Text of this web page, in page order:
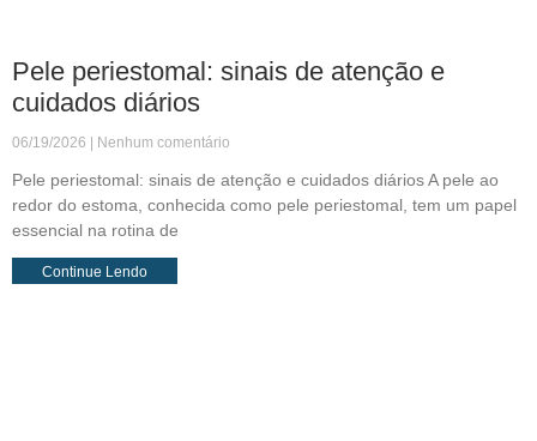
Pele periestomal: sinais de atenção e
cuidados diários
06/19/2026 Nenhum comentário
Pele periestomal: sinais de atenção e cuidados diários A pele ao
redor do estoma, conhecida como pele periestomal, tem um papel
essencial na rotina de
Continue Lendo